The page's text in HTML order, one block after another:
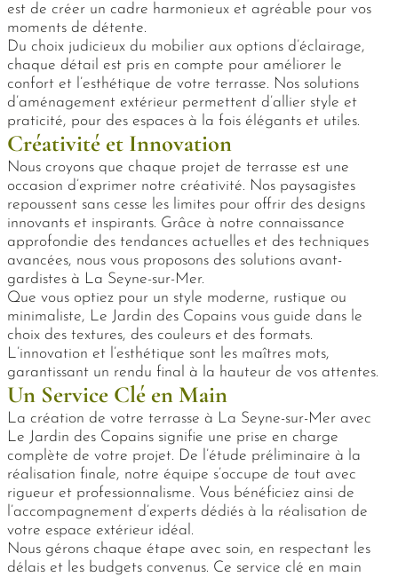
est de créer un cadre harmonieux et agréable pour vos
moments de détente.
Du choix judicieux du mobilier aux options d’éclairage,
chaque détail est pris en compte pour améliorer le
confort et l’esthétique de votre terrasse. Nos solutions
d’aménagement extérieur permettent d’allier style et
praticité, pour des espaces à la fois élégants et utiles.
Créativité et Innovation
Nous croyons que chaque projet de terrasse est une
occasion d’exprimer notre créativité. Nos paysagistes
repoussent sans cesse les limites pour offrir des designs
innovants et inspirants. Grâce à notre connaissance
approfondie des tendances actuelles et des techniques
avancées, nous vous proposons des solutions avant-
gardistes à La Seyne-sur-Mer.
Que vous optiez pour un style moderne, rustique ou
minimaliste, Le Jardin des Copains vous guide dans le
choix des textures, des couleurs et des formats.
L’innovation et l’esthétique sont les maîtres mots,
garantissant un rendu final à la hauteur de vos attentes.
Un Service Clé en Main
La création de votre terrasse à La Seyne-sur-Mer avec
Le Jardin des Copains signifie une prise en charge
complète de votre projet. De l’étude préliminaire à la
réalisation finale, notre équipe s’occupe de tout avec
rigueur et professionnalisme. Vous bénéficiez ainsi de
l’accompagnement d’experts dédiés à la réalisation de
votre espace extérieur idéal.
Nous gérons chaque étape avec soin, en respectant les
délais et les budgets convenus. Ce service clé en main